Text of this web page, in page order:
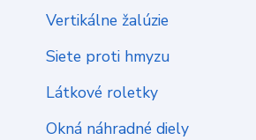
Vertikálne žalúzie
Siete proti hmyzu
Látkové roletky
Okná náhradné diely